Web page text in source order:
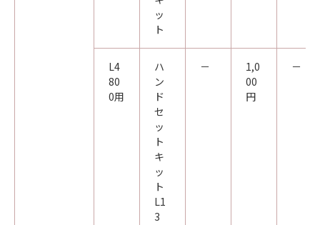
ッ
ト
L4
80
0用
ハ
ン
ド
セ
ッ
ト
キ
ッ
ト
L1
3
－
1,0
00
円
－